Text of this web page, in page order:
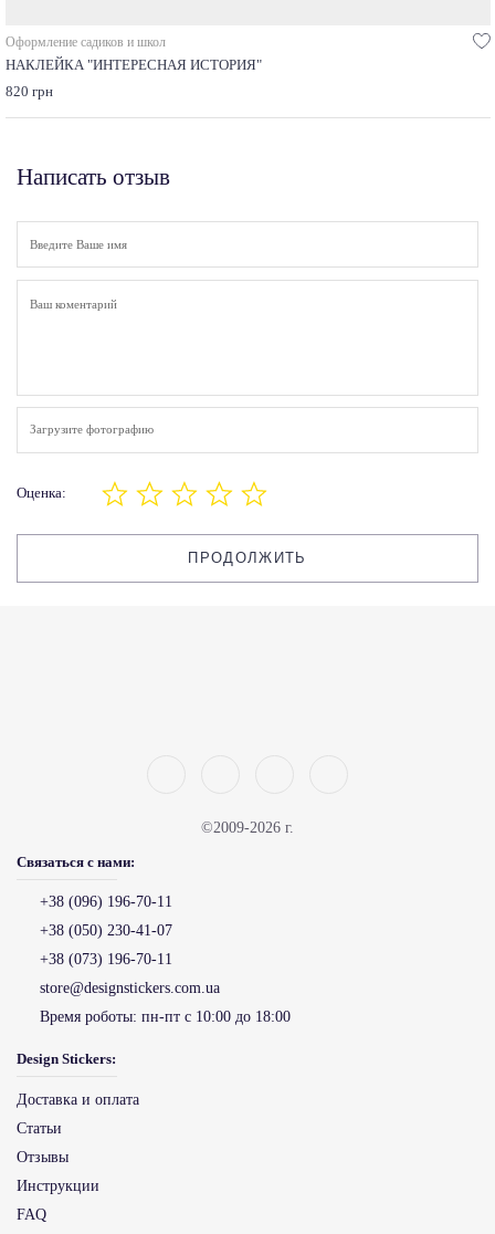
Оформление садиков и школ
НАКЛЕЙКА "ИНТЕРЕСНАЯ ИСТОРИЯ"
820 грн
Написать отзыв
Загрузите фотографию
Оценка:
ПРОДОЛЖИТЬ
©2009-2026 г.
Связаться с нами:
+38 (096) 196-70-11
+38 (050) 230-41-07
+38 (073) 196-70-11
store@designstickers.com.ua
Время роботы: пн-пт с 10:00 до 18:00
Design Stickers:
Доставка и оплата
Статьи
Отзывы
Инструкции
FAQ